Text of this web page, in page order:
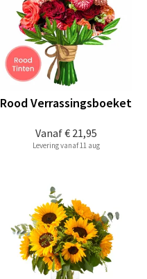
Vanaf€ 21,95
Rood Verrassingsboeket
Levering vanaf 11 aug